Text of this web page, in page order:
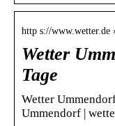
http s://
Wetter
Tage
Wetter
Ummendorf |